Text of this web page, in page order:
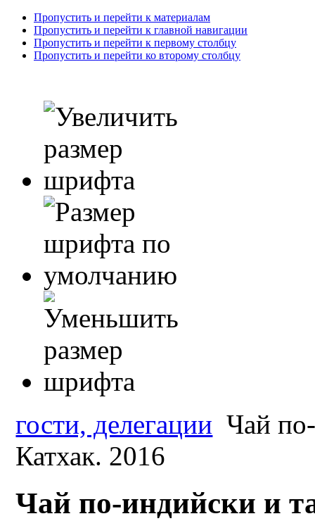
Пропустить и перейти к материалам
Пропустить и перейти к главной навигации
Пропустить и перейти к первому столбцу
Пропустить и перейти ко второму столбцу
гости, делегации Чай
Катхак. 2016
Чай по-индийски и